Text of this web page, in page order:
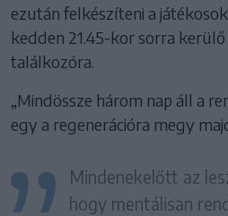
ezután felkészíteni a
kedden 21.45-kor sorra
találkozóra.
„Mindössze három nap áll a
egy a regenerációra megy
Mindenekelőtt az
hogy mentálisan